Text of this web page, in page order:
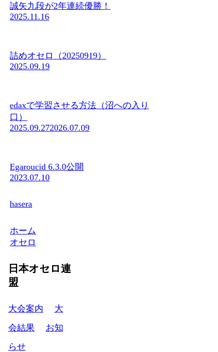
誠矢九段が2年連続優勝！
2025.11.16
詰めオセロ（20250919）
2025.09.19
edaxで学習させる方法（沼への入り
口）
2025.09.272026.07.09
Egaroucid 6.3.0公開
2023.07.10
hasera
ホーム
オセロ
日本オセロ連
盟
大会案内
大
会結果
お知
らせ